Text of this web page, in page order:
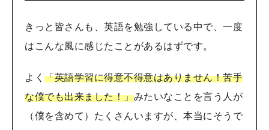
きっと皆さんも、英語を勉強している中で、一度
はこんな風に感じたことがあるはずです。
よく 「英語学習に得意不得意はありません！苦手
な僕でも出来ました！」みたいなことを言う人が
（僕を含めて）たくさんいますが、本当にそうで